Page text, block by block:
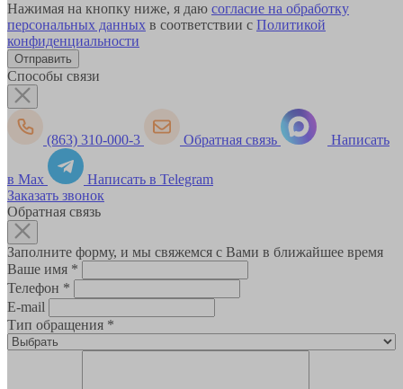
Нажимая на кнопку ниже, я даю согласие на обработку
персональных данных в соответствии с Политикой
конфиденциальности
Способы связи
(863) 310-000-3 Обратная связь Написать
в Max
Написать в Telegram
Заказать звонок
Обратная связь
Заполните форму, и мы свяжемся с Вами в ближайшее время
Ваше имя *
Телефон *
E-mail
Тип обращения *